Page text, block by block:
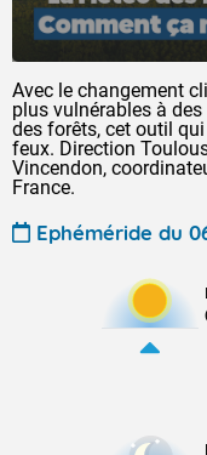
Avec le changement
plus vulnérables à
des forêts, cet outil
feux. Direction
Vincendon,
France.
Ephéméride du